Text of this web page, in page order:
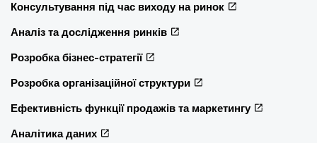
Консультування під час виходу на ринок
Аналіз та дослідження ринків
Розробка бізнес-стратегії
Розробка організаційної структури
Ефективність функції продажів та маркетингу
Аналітика даних